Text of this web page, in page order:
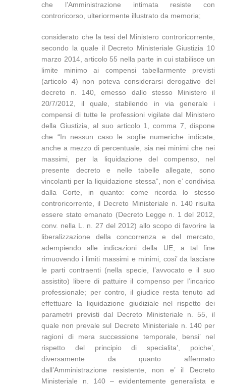
che l’Amministrazione intimata resiste con
controricorso, ulteriormente illustrato da memoria;
considerato che la tesi del Ministero controricorrente,
secondo la quale il Decreto Ministeriale Giustizia 10
marzo 2014, articolo 55 nella parte in cui stabilisce un
limite minimo ai compensi tabellarmente previsti
(articolo 4) non poteva considerarsi derogativo del
decreto n. 140, emesso dallo stesso Ministero il
20/7/2012, il quale, stabilendo in via generale i
compensi di tutte le professioni vigilate dal Ministero
della Giustizia, al suo articolo 1, comma 7, dispone
che “In nessun caso le soglie numeriche indicate,
anche a mezzo di percentuale, sia nei minimi che nei
massimi, per la liquidazione del compenso, nel
presente decreto e nelle tabelle allegate, sono
vincolanti per la liquidazione stessa”, non e’ condivisa
dalla Corte, in quanto: come ricorda lo stesso
controricorrente, il Decreto Ministeriale n. 140 risulta
essere stato emanato (Decreto Legge n. 1 del 2012,
conv. nella L. n. 27 del 2012) allo scopo di favorire la
liberalizzazione della concorrenza e del mercato,
adempiendo alle indicazioni della UE, a tal fine
rimuovendo i limiti massimi e minimi, cosi’ da lasciare
le parti contraenti (nella specie, l’avvocato e il suo
assistito) libere di pattuire il compenso per l’incarico
professionale; per contro, il giudice resta tenuto ad
effettuare la liquidazione giudiziale nel rispetto dei
parametri previsti dal Decreto Ministeriale n. 55, il
quale non prevale sul Decreto Ministeriale n. 140 per
ragioni di mera successione temporale, bensi’ nel
rispetto del principio di specialita’, poiche’,
diversamente da quanto affermato
dall’Amministrazione resistente, non e’ il Decreto
Ministeriale n. 140 – evidentemente generalista e